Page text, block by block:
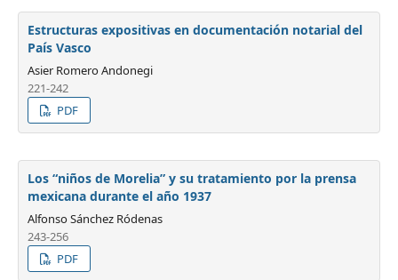
Estructuras expositivas en documentación notarial del
País Vasco
Asier Romero Andonegi
221-242
PDF
Los “niños de Morelia” y su tratamiento por la prensa
mexicana durante el año 1937
Alfonso Sánchez Ródenas
243-256
PDF